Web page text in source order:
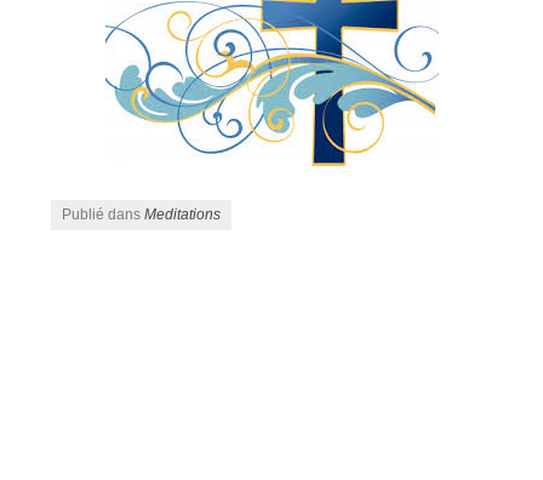
Publié dansMeditations